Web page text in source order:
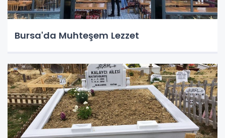
Bursa'da Muhteşem Lezzet